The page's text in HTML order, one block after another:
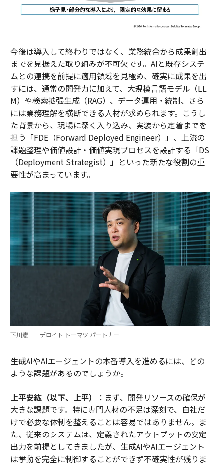
今後は導入して終わりではなく、業務統合から成果創出
までを見据えた取り組みが不可欠です。AIと既存システ
ムとの連携を前提に適用領域を見極め、確実に成果を出
すには、通常の開発力に加えて、大規模言語モデル（LL
M）や検索拡張生成（RAG）、データ運用・統制、さら
には業務理解を横断できる人材が求められます。こうし
た背景から、現場に深く入り込み、実装から定着までを
担う「FDE（Forward Deployed Engineer）」、上流の
課題整理や価値設計・価値実現プロセスを設計する「DS
（Deployment Strategist）」といった新たな役割の重
要性が高まっています。
下川憲一 デロイト トーマツ パートナー
――生成AIやAIエージェントの本番導入を進めるには、どの
ような課題があるのでしょうか。
上平安紘（以下、上平）
：まず、開発リソースの確保が
大きな課題です。特に専門人材の不足は深刻で、自社だ
けで必要な体制を整えることは容易ではありません。ま
た、従来のシステムは、定義されたアウトプットの安定
出力を前提としてきましたが、生成AIやAIエージェント
は挙動を完全に制御することができず不確実性が残りま